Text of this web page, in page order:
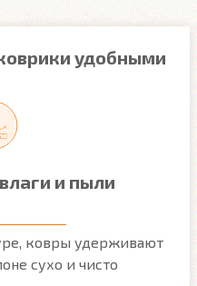
удобными
и пыли
ковры удерживают
сухо и чисто